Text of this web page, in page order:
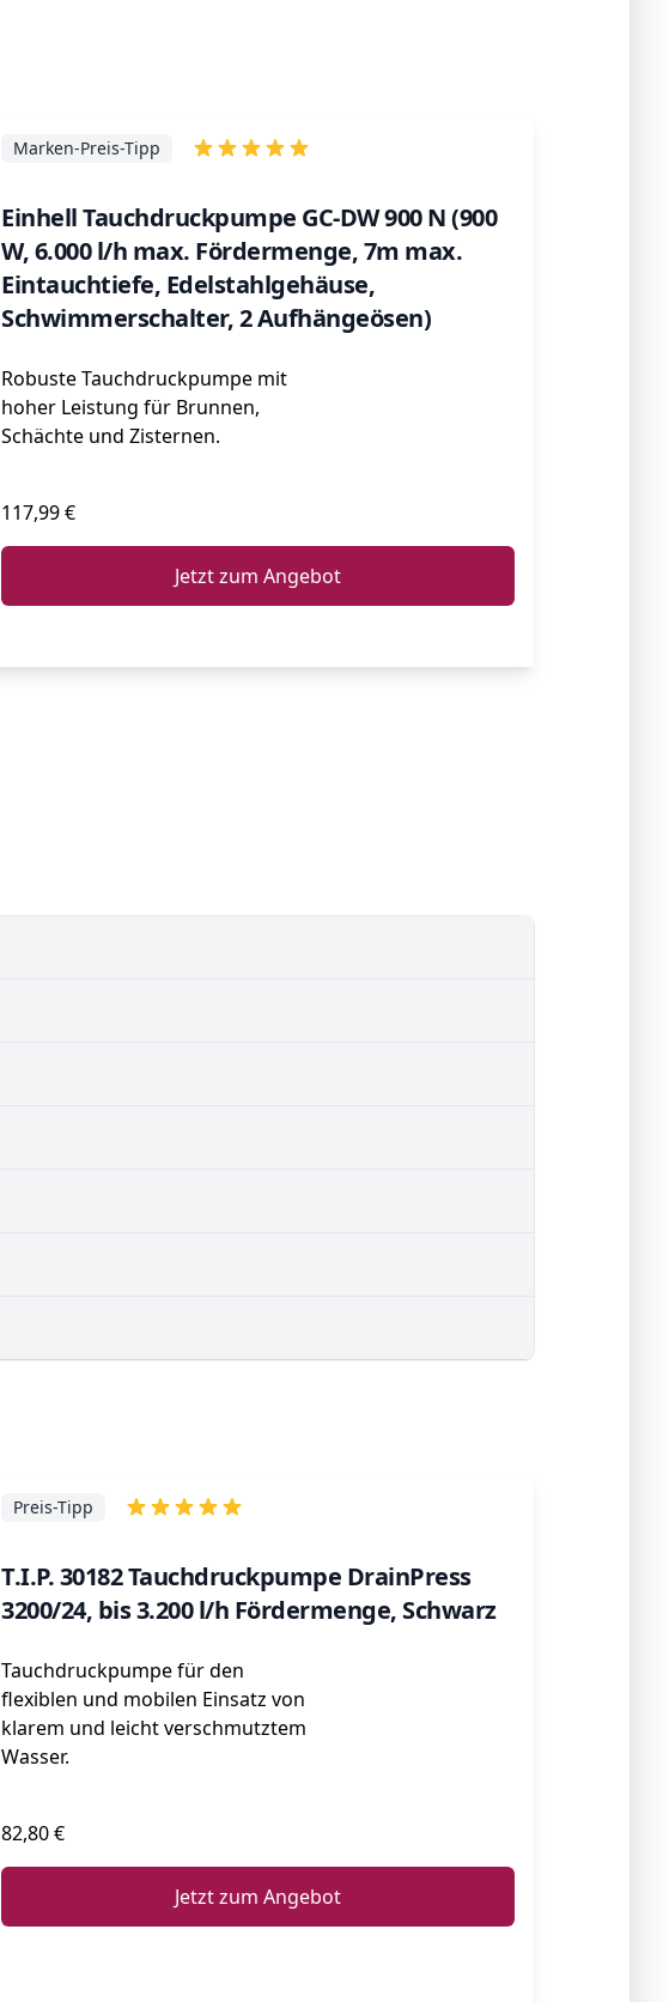
Einhell Tauchdruckpumpe GC-DW 900 N (900
W, 6.000 l/h max. Fördermenge, 7m max.
Eintauchtiefe, Edelstahlgehäuse,
Schwimmerschalter, 2 Aufhängeösen)
Marken-Preis-Tipp
Robuste Tauchdruckpumpe mit
hoher Leistung für Brunnen,
Schächte und Zisternen.
117,99 €
Jetzt zum Angebot
T.I.P. 30182 Tauchdruckpumpe DrainPress
3200/24, bis 3.200 l/h Fördermenge, Schwarz
Preis-Tipp
Tauchdruckpumpe für den
flexiblen und mobilen Einsatz von
klarem und leicht verschmutztem
Wasser.
82,80 €
Jetzt zum Angebot